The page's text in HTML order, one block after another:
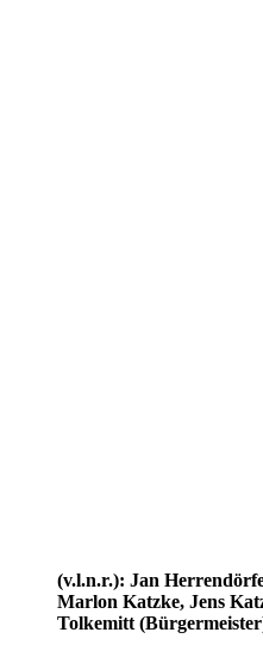
(v.l.n.r.): Jan
Marlon Katzke, Jens
Tolkemitt